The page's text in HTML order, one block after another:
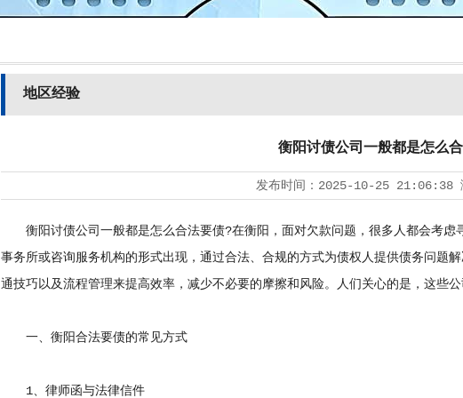
地区经验
衡阳讨债公司一般都是怎么
发布时间： 2025-10-25 21:06:38
衡阳讨债公司 一般都是怎么合法要债?在衡阳，面对欠款问题，很多人都会考
事务所或咨询服务机构的形式出现，通过合法、合规的方式为债权人提供债务问题
通技巧以及流程管理来提高效率，减少不必要的摩擦和风险。人们关心的是，这些
一、衡阳合法要债的常见方式
1、律师函与法律信件